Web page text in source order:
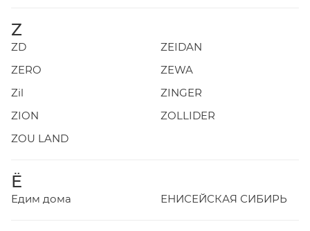
Z
ZD
ZEIDAN
ZERO
ZEWA
Zil
ZINGER
ZION
ZOLLIDER
ZOU LAND
Ё
Едим дома ЕНИСЕЙСКАЯ СИБИРЬ